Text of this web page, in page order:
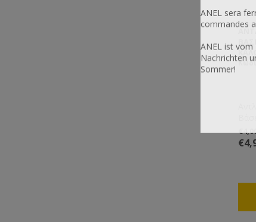
ANEL sera
commandes
ANEL ist vom
Nachrichten
Sommer!